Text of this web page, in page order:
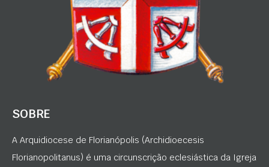
SOBRE
A Arquidiocese de Florianópolis (Archidioecesis
Florianopolitanus) é uma circunscrição eclesiástica da Igreja